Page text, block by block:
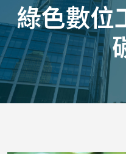
綠色數位